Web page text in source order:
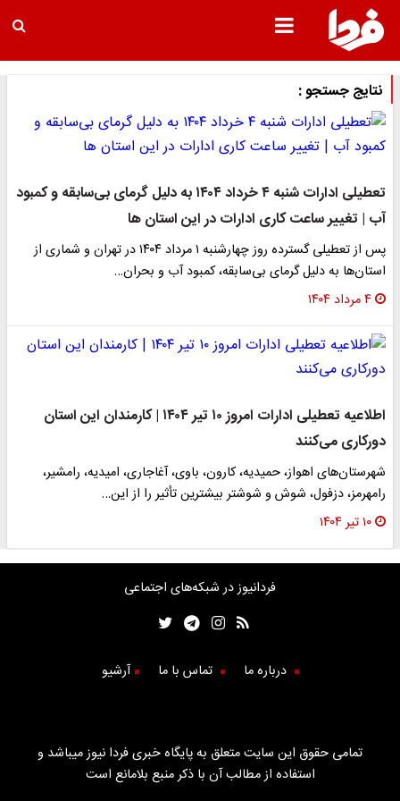
نتایج جستجو :
تعطیلی ادارات شنبه ۴ خرداد ۱۴۰۴ به دلیل گرمای بی‌سابقه و کمبود
آب | تغییر ساعت کاری ادارات در این استان ها
پس از تعطیلی گسترده روز چهارشنبه ۱ مرداد ۱۴۰۴ در تهران و شماری از
استان‌ها به دلیل گرمای بی‌سابقه، کمبود آب و بحران…
۴ مرداد ۱۴۰۴
اطلاعیه تعطیلی ادارات امروز ۱۰ تیر ۱۴۰۴ | کارمندان این استان
دورکاری می‌کنند
شهرستان‌های اهواز، حمیدیه، کارون، باوی، آغاجاری، امیدیه، رامشیر،
رامهرمز، دزفول، شوش و شوشتر بیشترین تأثیر را از این…
۱۰ تیر ۱۴۰۴
فردانیوز در شبکه‌های اجتماعی
درباره ما تماس با ما آرشیو
تمامی حقوق این سایت متعلق به پایگاه خبری فردا نیوز میباشد و
استفاده از مطالب آن با ذکر منبع بلامانع است